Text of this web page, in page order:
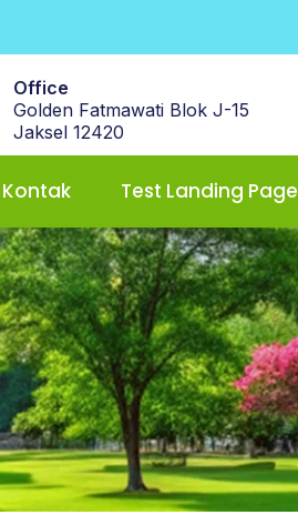
Office
Golden Fatmawati Blok J-15
Jaksel 12420
Kontak Test Landing Page